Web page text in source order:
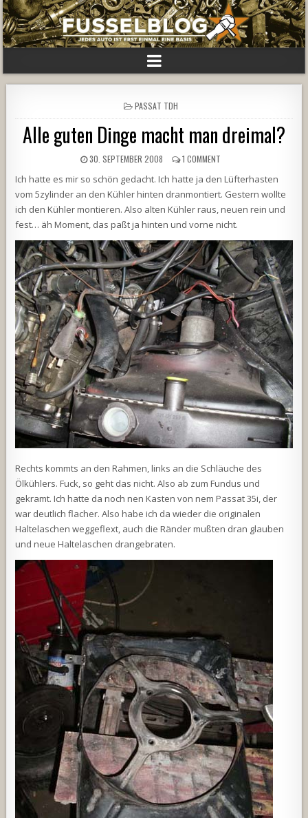
POSTED
IN
PASSAT TDH
Alle guten Dinge macht man dreimal?
30. SEPTEMBER 2008 1 COMMENT
Ich hatte es mir so schön gedacht. Ich hatte ja den Lüfterhasten
vom 5zylinder an den Kühler hinten dranmontiert. Gestern wollte
ich den Kühler montieren. Also alten Kühler raus, neuen rein und
fest… äh Moment, das paßt ja hinten und vorne nicht.
Rechts kommts an den Rahmen, links an die Schläuche des
Ölkühlers. Fuck, so geht das nicht. Also ab zum Fundus und
gekramt. Ich hatte da noch nen Kasten von nem Passat 35i, der
war deutlich flacher. Also habe ich da wieder die originalen
Haltelaschen weggeflext, auch die Ränder mußten dran glauben
und neue Haltelaschen drangebraten.